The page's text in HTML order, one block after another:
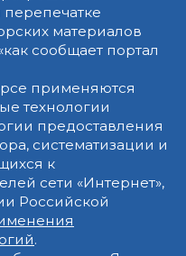
материалов
сообщает портал
применяются
технологии
предоставления
систематизации и
к
сети «Интернет»,
Российской
.